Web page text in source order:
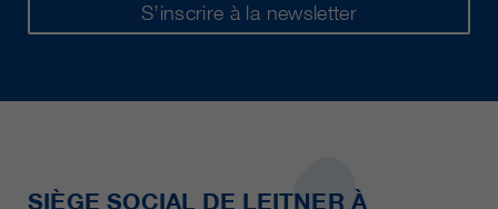
S’inscrire à la newsletter
SIÈGE SOCIAL DE LEITNER À